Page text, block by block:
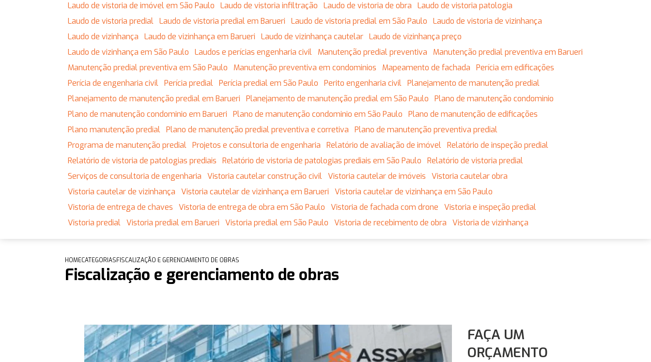
Laudo de vistoria de imóvel em São Paulo
Laudo de vistoria infiltração Laudo de vistoria de obra
Laudo de vistoria patologia
Laudo de vistoria predial
Laudo de vistoria predial em Barueri Laudo de vistoria predial em São Paulo
Laudo de vistoria de vizinhança
Laudo de vizinhança
Laudo de vizinhança em Barueri Laudo de vizinhança cautelar
Laudo de vizinhança preço
Laudo de vizinhança em São Paulo
Laudos e perícias engenharia civil Manutenção predial preventiva
Manutenção predial preventiva em Barueri
Manutenção predial preventiva em São Paulo
Manutenção preventiva em condominios Mapeamento de fachada
Perícia em edificações
Perícia de engenharia civil
Perícia predial Perícia predial em São Paulo Perito engenharia civil
Planejamento de manutenção predial
Planejamento de manutenção predial em Barueri
Planejamento de manutenção predial em São Paulo
Plano de manutenção condominio
Plano de manutenção condominio em Barueri
Plano de manutenção condominio em São Paulo
Plano de manutenção de edificações
Plano manutenção predial
Plano de manutenção predial preventiva e corretiva
Plano de manutenção preventiva predial
Programa de manutenção predial
Projetos e consultoria de engenharia Relatório de avaliação de imóvel
Relatório de inspeção predial
Relatório de vistoria de patologias prediais
Relatório de vistoria de patologias prediais em São Paulo
Relatório de vistoria predial
Serviços de consultoria de engenharia
Vistoria cautelar construção civil Vistoria cautelar de imóveis
Vistoria cautelar obra
Vistoria cautelar de vizinhança
Vistoria cautelar de vizinhança em Barueri
Vistoria cautelar de vizinhança em São Paulo
Vistoria de entrega de chaves
Vistoria de entrega de obra em São Paulo Vistoria de fachada com drone
Vistoria e inspeção predial
Vistoria predial
Vistoria predial em Barueri Vistoria predial em São Paulo Vistoria de recebimento de obra Vistoria de vizinhança
HOMECATEGORIASFISCALIZAÇÃO E GERENCIAMENTO DE OBRAS
Fiscalização e gerenciamento de obras
FAÇA UM
ORÇAMENTO